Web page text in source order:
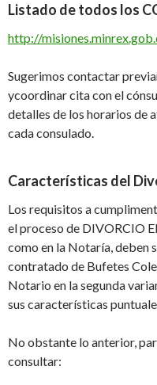
Listado de todos los
http://
Sugerimos contactar
ycoordinar cita con el
detalles de los horarios de
cada consulado.
Características del D
Los requisitos a
el proceso de DIVORCIO
como en la Notaría, deben
contratado de Bufetes
Notario en la segunda
sus características
No obstante lo anterior,
consultar: